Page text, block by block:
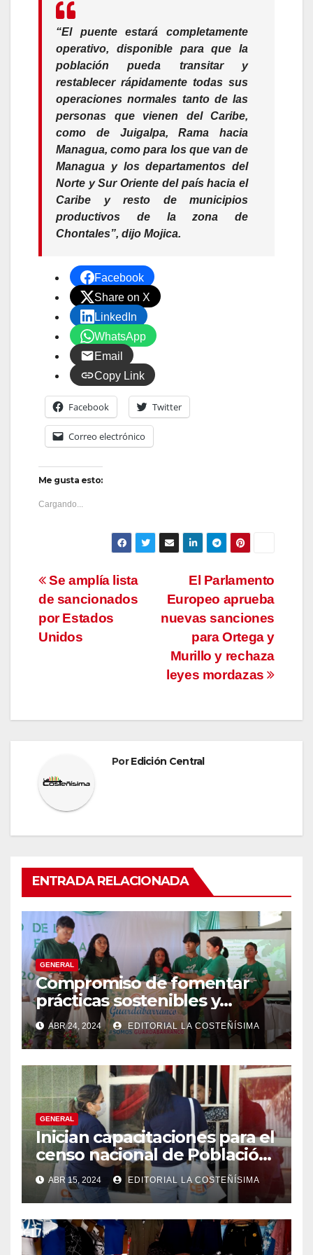
“El puente estará completamente
operativo, disponible para que la
población pueda transitar y
restablecer rápidamente todas sus
operaciones normales tanto de las
personas que vienen del Caribe,
como de Juigalpa, Rama hacia
Managua, como para los que van de
Managua y los departamentos del
Norte y Sur Oriente del país hacia el
Caribe y resto de municipios
productivos de la zona de
Chontales”, dijo Mojica.
Facebook
Share on X
LinkedIn
WhatsApp
Email
Copy Link
Facebook Twitter
Correo electrónico
Me gusta esto:
Cargando...
Navegación
de
entradas
El Parlamento
Europeo aprueba
nuevas sanciones
para Ortega y
Murillo y rechaza
leyes mordazas
Se amplía lista
de sancionados
por Estados
Unidos
PorEdición Central
ENTRADA RELACIONADA
GENERAL
Compromiso de fomentar
prácticas sostenibles y
conciencia ecológica en las
instituciones educativas
ABR 24, 2024 EDITORIAL LA COSTEÑÍSIMA
GENERAL
Inician capacitaciones para el
censo nacional de Población
y Vivienda en Bluefields.
ABR 15, 2024 EDITORIAL LA COSTEÑÍSIMA